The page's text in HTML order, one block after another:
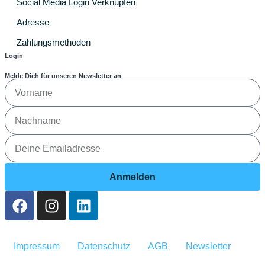
Social Media Login Verknüpfen
Adresse
Zahlungsmethoden
Login
Melde Dich für unseren Newsletter an
Anmelden
Impressum Datenschutz AGB Newsletter